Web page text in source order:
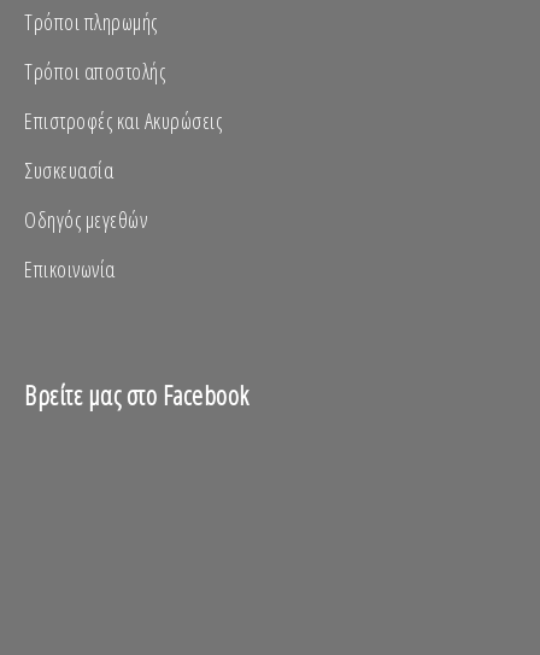
Τρόποι πληρωμής
Τρόποι αποστολής
Επιστροφές και Ακυρώσεις
Συσκευασία
Οδηγός μεγεθών
Επικοινωνία
Βρείτε μας στο Facebook